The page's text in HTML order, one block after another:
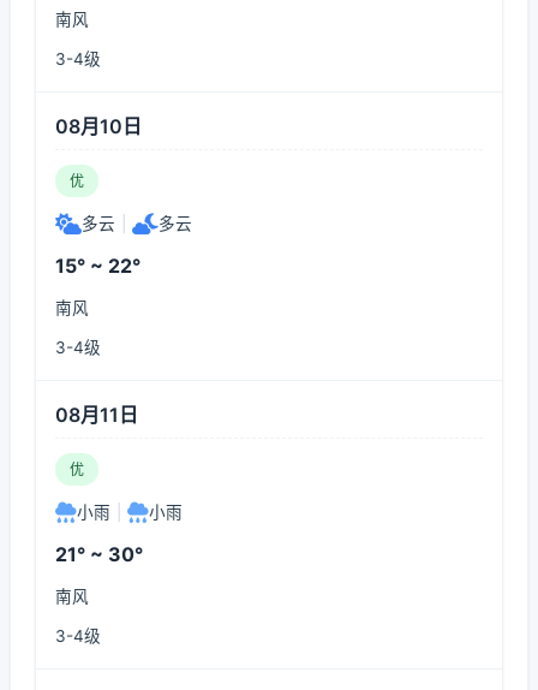
南风
3-4级
08月10日
优
多云 多云
15° ~ 22°
南风
3-4级
08月11日
优
小雨 小雨
21° ~ 30°
南风
3-4级